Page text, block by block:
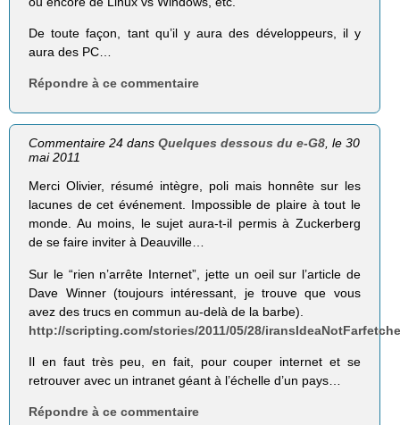
De toute façon, tant qu’il y aura des développeurs, il y
aura des PC…
Répondre à ce commentaire
Commentaire 24 dansQuelques dessous du e-G8, le 30
mai 2011
Merci Olivier, résumé intègre, poli mais honnête sur les
lacunes de cet événement. Impossible de plaire à tout le
monde. Au moins, le sujet aura-t-il permis à Zuckerberg
de se faire inviter à Deauville…
Sur le “rien n’arrête Internet”, jette un oeil sur l’article de
Dave Winner (toujours intéressant, je trouve que vous
avez des trucs en commun au-delà de la barbe).
http://scripting.com/stories/2011/05/28/
Il en faut très peu, en fait, pour couper internet et se
retrouver avec un intranet géant à l’échelle d’un pays…
Répondre à ce commentaire